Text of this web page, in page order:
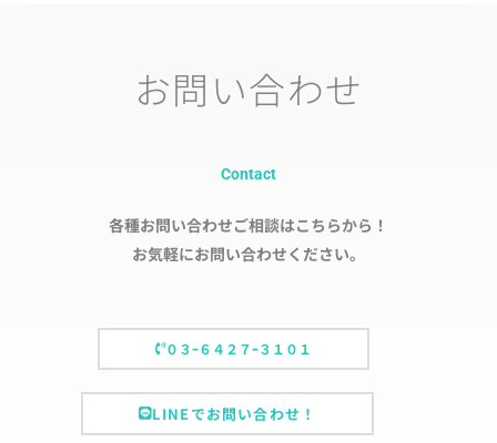
お問い合わせ
Contact
各種お問い合わせご相談はこちらから！
お気軽にお問い合わせください。
０３ｰ６４２７ｰ３１０１
LINEでお問い合わせ！